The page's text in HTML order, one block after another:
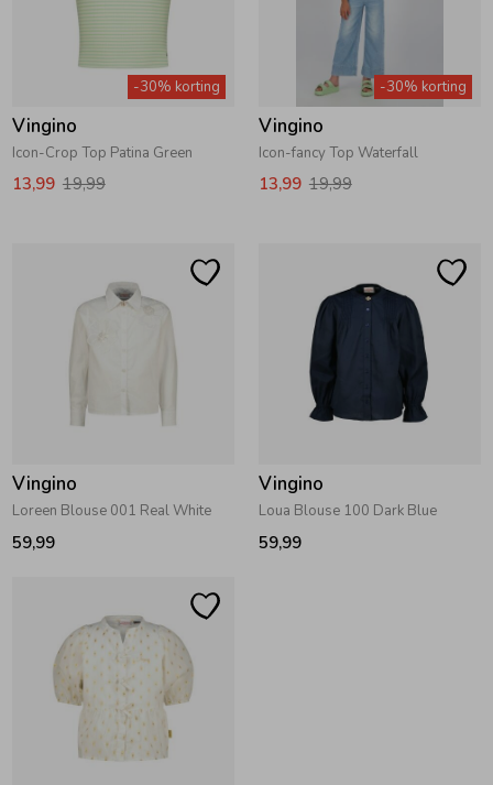
-30% korting
Vingino
Icon-Crop Top Patina Green
13,99 19,99
-30% korting
Vingino
Icon-fancy Top Waterfall
13,99 19,99
Vingino
Loreen Blouse 001 Real White
59,99
Vingino
Loua Blouse 100 Dark Blue
59,99